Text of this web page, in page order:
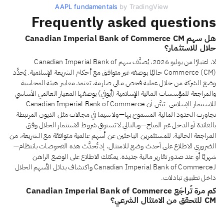
AAPL fundamentals by TradingView
Frequently asked questions
هل سهم Canadian Imperial Bank of Commerce CM
حلال للاستثمار؟
لا، اعتبارًا من يوليو 2026، يُصنَّف سهم Canadian Imperial Bank of
Commerce (CM) حاليًا بوصفه غير متوافق مع أحكام الشريعة الإسلامية. يُحدَّد
وضع الشركة من خلال عملية فحص مالي صارمة، تعتمد معايير هيئة المحاسبة
والمراجعة للمؤسسات المالية الإسلامية (أيوفي) بوصفها المعيار العالمي الأساسي
للاستثمار الإسلامي. تبيَّن أن Canadian Imperial Bank of Commerce
تجاوزت الحدود المالية المسموح بها—ولا سيما في مجالات مثل الديون المرتبطة
بالفائدة أو الدخل غير المباح—وبالتالي لا تستوفي شروط الاستثمار الحلال وفق
المراجعة الحالية. للمستثمرين الباحثين عن أسهم عالمية متوافقة مع الشريعة، من
الضروري الاطلاع على أحدث وضع للامتثال، إذ تُحدَّث هذه الفحوصات بانتظام—
شهريًا أو عند صدور تقارير مالية جديدة. يمكنك الاطلاع على الوضع الراهن
لـCanadian Imperial Bank of Commerce واكتشاف بدائل الأسهم الحلال
داخل تطبيق تبادلات.
كم مرة تُراجَع Canadian Imperial Bank of Commerce
CM للتحقق من الامتثال الشرعي؟